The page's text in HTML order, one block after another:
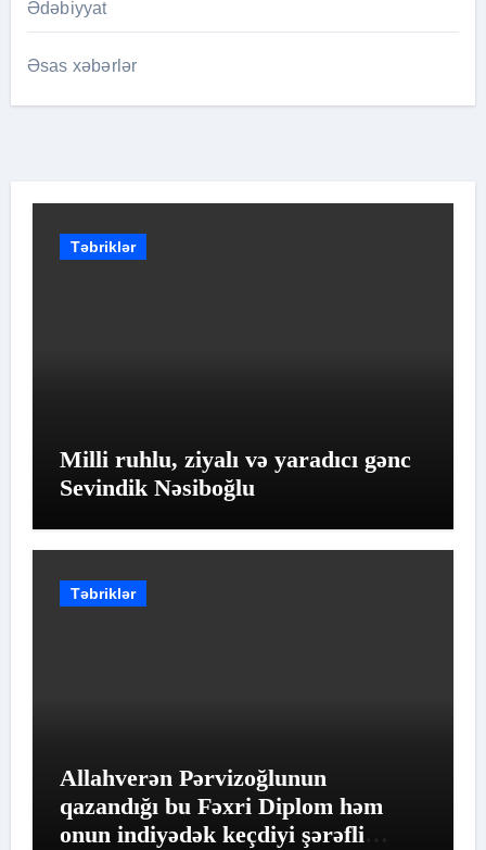
Ədəbiyyat
Əsas xəbərlər
Təbriklər
Milli ruhlu, ziyalı və yaradıcı gənc
Sevindik Nəsiboğlu
Təbriklər
Allahverən Pərvizoğlunun
qazandığı bu Fəxri Diplom həm
onun indiyədək keçdiyi şərəfli